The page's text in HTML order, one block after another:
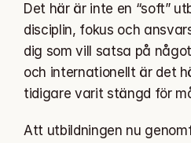
Det här är inte en “soft”
disciplin, fokus och
dig som vill satsa på
och internationellt är det
tidigare varit stängd för
Att utbildningen nu